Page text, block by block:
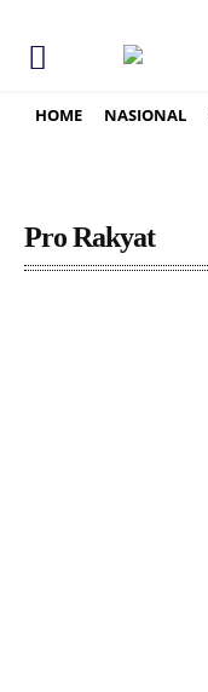
HOME NASIONAL
Pro Rakyat